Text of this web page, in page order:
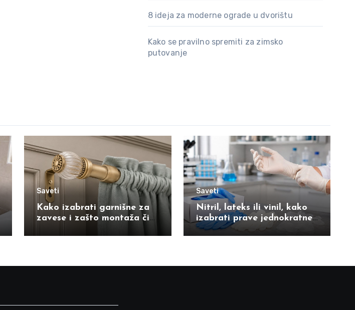
8 ideja za moderne ograde u dvorištu
Kako se pravilno spremiti za zimsko
putovanje
Saveti
Kako izabrati garnišne za
zavese i zašto montaža čini
Saveti
Nitril, lateks ili vinil, kako
izabrati prave jednokratne
zaštitne rukavice